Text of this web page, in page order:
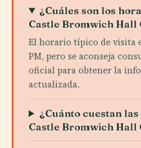
¿Cuáles son los
Castle Bromwich Hall
El horario típico de visita
PM, pero se aconseja
oficial para obtener la
actualizada.
¿Cuánto cuestan
Castle Bromwich Hall